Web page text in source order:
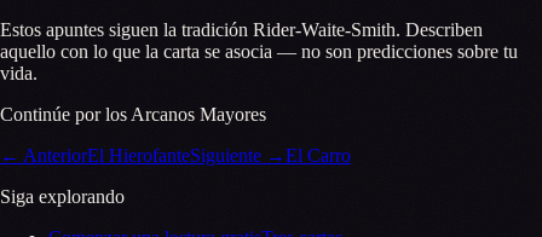
Estos apuntes siguen la tradición Rider-Waite-Smith. Describen
aquello con lo que la carta se asocia — no son predicciones sobre tu
vida.
Continúe por los Arcanos Mayores
← AnteriorEl HierofanteSiguiente →El Carro
Siga explorando